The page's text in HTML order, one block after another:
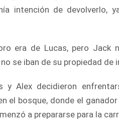
intención de devolverlo,
era de Lucas, pero Jack
se iban de su propiedad de
y Alex decidieron
el bosque, donde el
a prepararse para la